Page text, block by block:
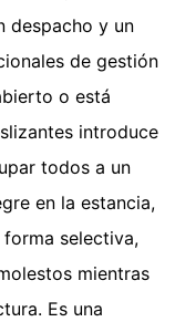
despacho y un
de gestión
o está
introduce
todos a un
en la estancia,
selectiva,
mientras
Es una